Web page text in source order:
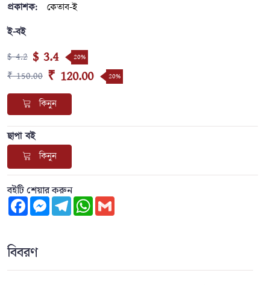
প্রকাশক:
কেতাব-ই
ই-বই
$ 4.2 $ 3.4 20%
₹ 150.00 ₹ 120.00 20%
কিনুন
ছাপা বই
কিনুন
বইটি শেয়ার করুন
FacebookMessengerTelegramWhatsApp
বিবরণ